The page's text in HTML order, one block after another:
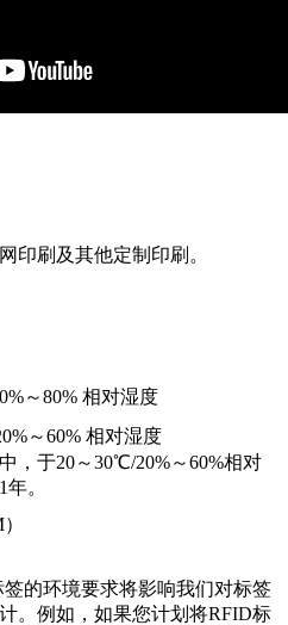
印刷及其他定制印刷。
～80% 相对湿度
～60% 相对湿度
，于20～30℃/20%～60%相对
。
的环境要求将影响我们对标签
。例如，如果您计划将RFID标